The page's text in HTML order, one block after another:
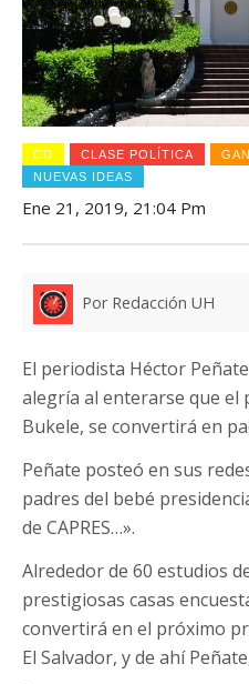
CD CLASE POLÍTICA
NUEVAS IDEAS
Ene 21, 2019, 21:04 Pm
Por Redacción UH
El periodista Héctor
alegría al enterarse que el
Bukele, se convertirá en
Peñate posteó en sus
padres del bebé
de CAPRES…».
Alrededor de 60 estudios
prestigiosas casas
convertirá en el próximo
El Salvador, y de ahí